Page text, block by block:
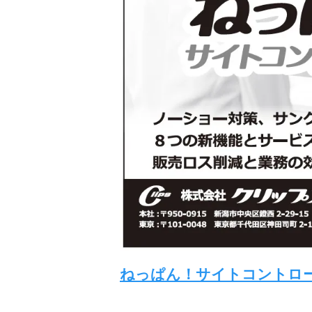
ねっぱん！サイトコントロ